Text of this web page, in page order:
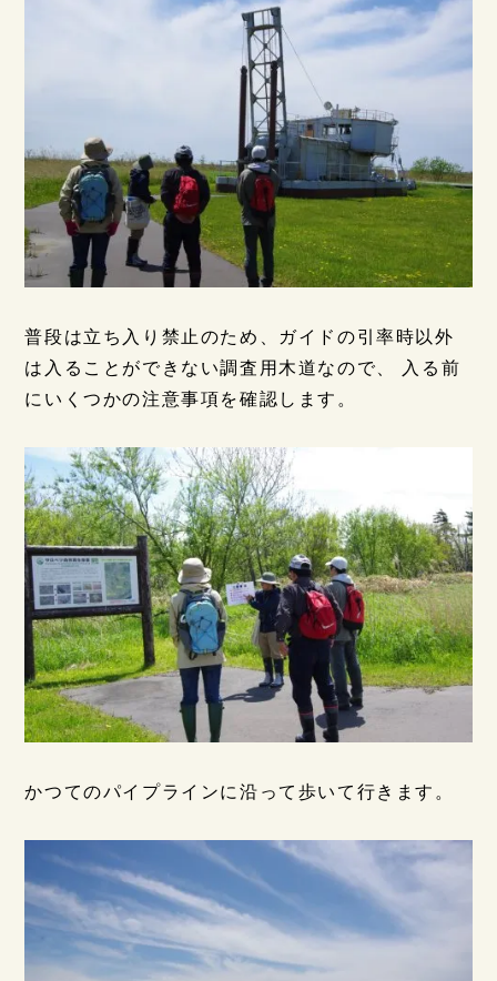
普段は立ち入り禁止のため、ガイドの引率時以外
は入ることができない調査用木道なので、 入る前
にいくつかの注意事項を確認します。
かつてのパイプラインに沿って歩いて行きます。